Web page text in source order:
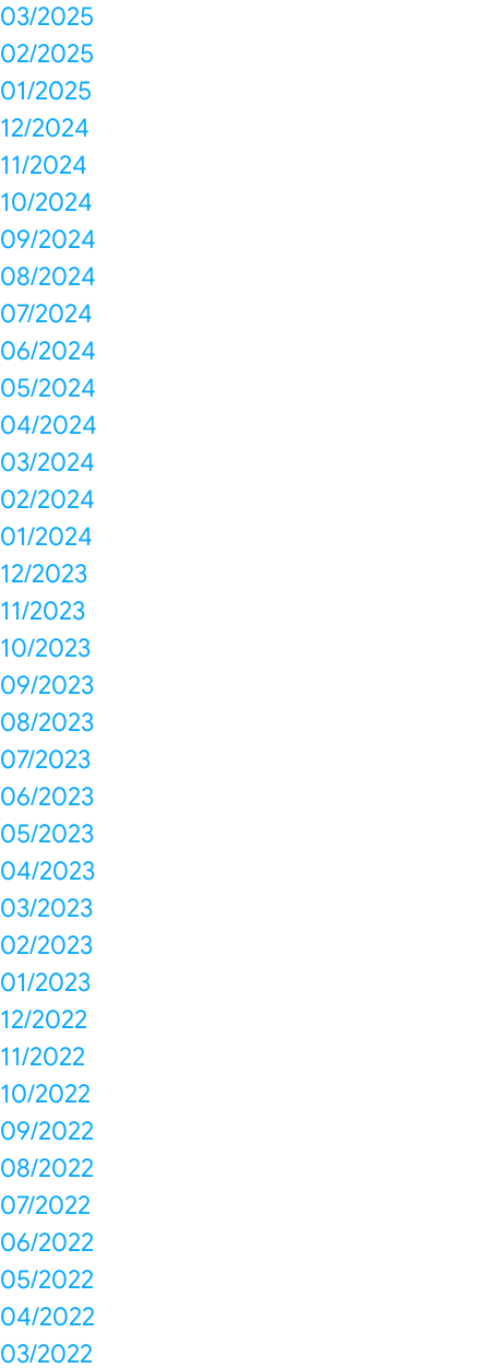
03/2025
02/2025
01/2025
12/2024
11/2024
10/2024
09/2024
08/2024
07/2024
06/2024
05/2024
04/2024
03/2024
02/2024
01/2024
12/2023
11/2023
10/2023
09/2023
08/2023
07/2023
06/2023
05/2023
04/2023
03/2023
02/2023
01/2023
12/2022
11/2022
10/2022
09/2022
08/2022
07/2022
06/2022
05/2022
04/2022
03/2022